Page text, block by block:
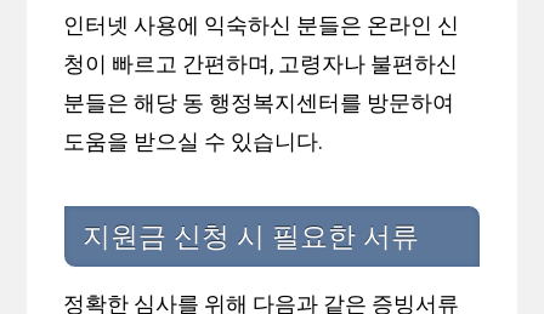
인터넷 사용에 익숙하신 분들은 온라인 신
청이 빠르고 간편하며, 고령자나 불편하신
분들은 해당 동 행정복지센터를 방문하여
도움을 받으실 수 있습니다.
지원금 신청 시 필요한 서류
정확한 심사를 위해 다음과 같은 증빙서류